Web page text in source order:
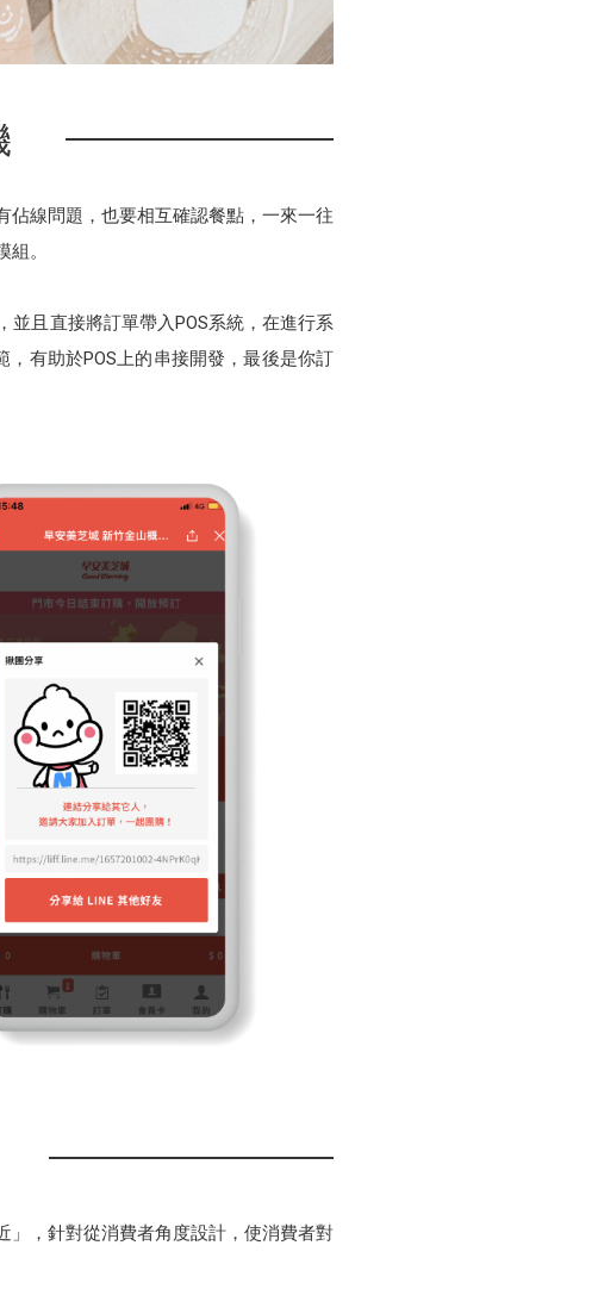
線問題，也要相互確認餐點，一來一往
。
且直接將訂單帶入POS系統，在進行系
有助於POS上的串接開發，最後是你訂
」，針對從消費者角度設計，使消費者對